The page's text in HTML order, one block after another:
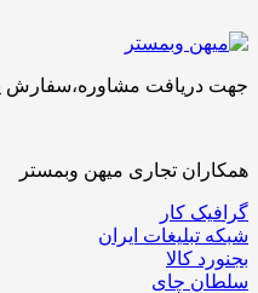
جهت دریافت مشاوره،سفارش پروژه،پیشنهاد یا
همکاران تجاری میهن وبمستر
گرافیک کار
شبکه تبلیغات ایران
بجنورد کالا
سلطان چای